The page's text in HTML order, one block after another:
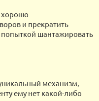
хорошо
и прекратить
попыткой шантажировать
механизм,
ему нет какой-либо